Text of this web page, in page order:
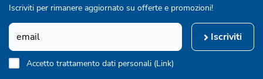
Iscriviti per rimanere aggiornato su offerte e promozioni!
Iscriviti
Accetto trattamento dati personali (Link)